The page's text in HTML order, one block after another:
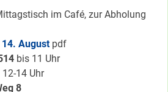
im Café, zur Abholung
August pdf
bis 11 Uhr
14 Uhr
8